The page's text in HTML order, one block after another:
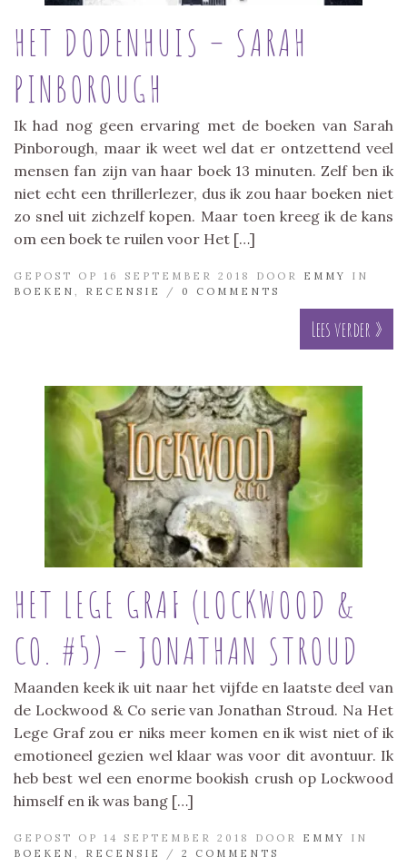
HET DODENHUIS – SARAH
PINBOROUGH
Ik had nog geen ervaring met de boeken van Sarah
Pinborough, maar ik weet wel dat er ontzettend veel
mensen fan zijn van haar boek 13 minuten. Zelf ben ik
niet echt een thrillerlezer, dus ik zou haar boeken niet
zo snel uit zichzelf kopen. Maar toen kreeg ik de kans
om een boek te ruilen voor Het […]
GEPOST OP 16 SEPTEMBER 2018 DOOR EMMY
IN
BOEKEN
RECENSIE / 0 COMMENTS
Lees verder »
HET LEGE GRAF (LOCKWOOD &
CO. #5) – JONATHAN STROUD
Maanden keek ik uit naar het vijfde en laatste deel van
de Lockwood & Co serie van Jonathan Stroud. Na Het
Lege Graf zou er niks meer komen en ik wist niet of ik
emotioneel gezien wel klaar was voor dit avontuur. Ik
heb best wel een enorme bookish crush op Lockwood
himself en ik was bang […]
GEPOST OP 14 SEPTEMBER 2018 DOOR EMMY
IN
BOEKEN
RECENSIE / 2 COMMENTS